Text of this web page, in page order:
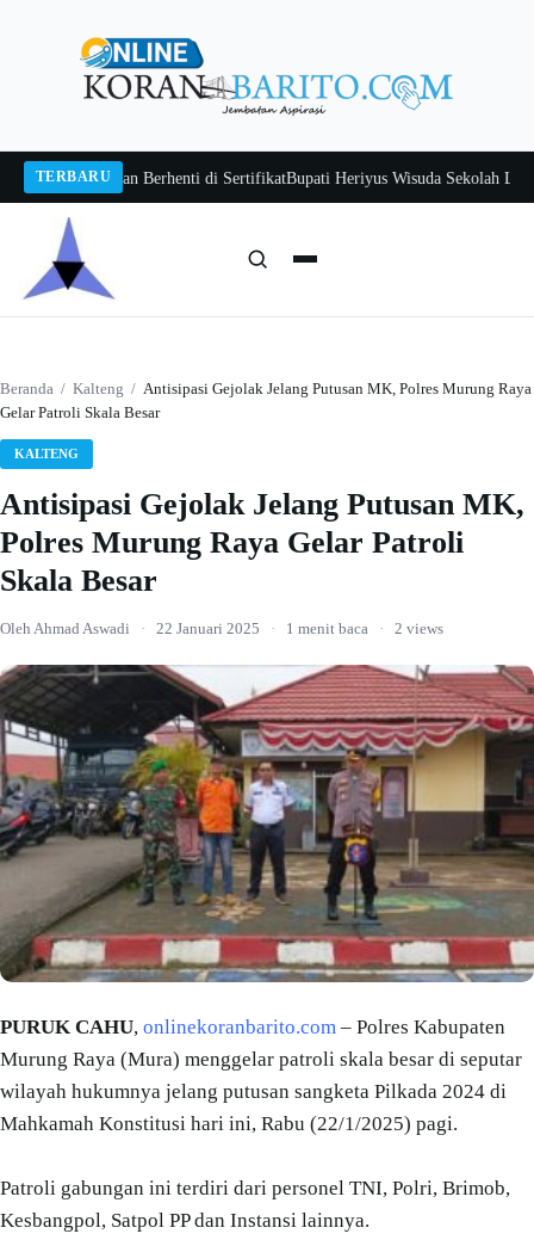
TERBARU
Jangan Berhenti di SertifikatBupati Heriyus Wisuda Sekolah Lansia
Beranda / Kalteng / Antisipasi Gejolak Jelang Putusan MK, Polres Murung Raya
Gelar Patroli Skala Besar
KALTENG
Antisipasi Gejolak Jelang Putusan MK,
Polres Murung Raya Gelar Patroli
Skala Besar
Oleh Ahmad Aswadi · 22 Januari 2025 · 1 menit baca · 2 views
PURUK CAHU, onlinekoranbarito.com – Polres Kabupaten
Murung Raya (Mura) menggelar patroli skala besar di seputar
wilayah hukumnya jelang putusan sangketa Pilkada 2024 di
Mahkamah Konstitusi hari ini, Rabu (22/1/2025) pagi.
Patroli gabungan ini terdiri dari personel TNI, Polri, Brimob,
Kesbangpol, Satpol PP dan Instansi lainnya.